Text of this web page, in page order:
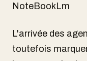
NoteBookLm
L'arrivée des
toutefois